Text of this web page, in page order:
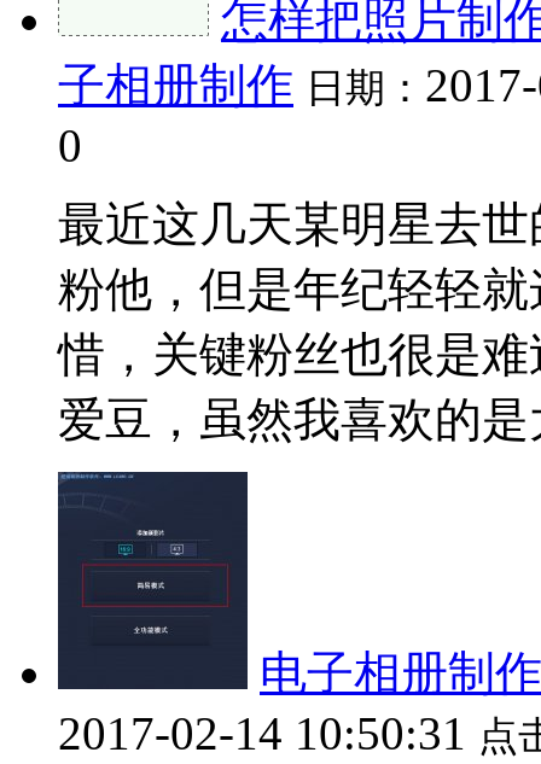
怎样把照片制
子相册制作 日期：
0
最近这几天某明星去
粉他，但是年纪轻轻
惜，关键粉丝也很是
爱豆，虽然我喜欢的是
电子相册制
2017-02-14 10:50:31 点